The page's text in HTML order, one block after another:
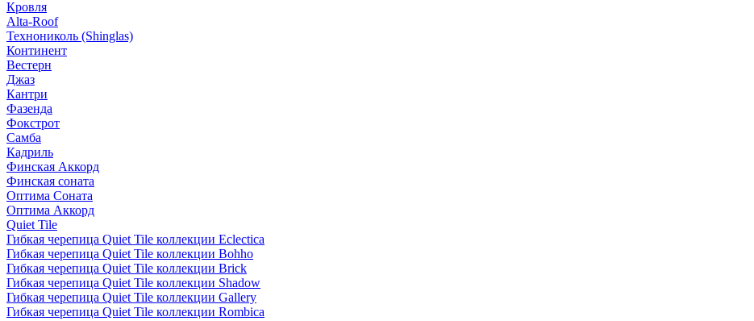
Кровля
Alta-Roof
Технониколь (Shinglas)
Континент
Вестерн
Джаз
Кантри
Фазенда
Фокстрот
Самба
Кадриль
Финская Аккорд
Финская соната
Оптима Соната
Оптима Аккорд
Quiet Tile
Гибкая черепица Quiet Tile коллекции Eclectica
Гибкая черепица Quiet Tile коллекции Bohho
Гибкая черепица Quiet Tile коллекции Brick
Гибкая черепица Quiet Tile коллекции Shadow
Гибкая черепица Quiet Tile коллекции Gallery
Гибкая черепица Quiet Tile коллекции Rombica